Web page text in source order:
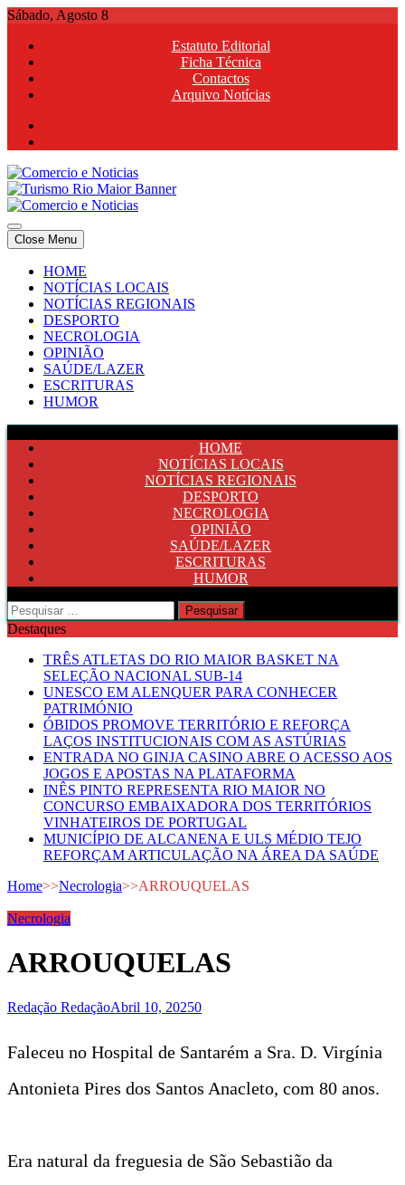
Skip
content
Sábado, Agosto 8
Estatuto Editorial
Ficha Técnica
Contactos
Arquivo Notícias
Comercio e Noticias
Notícias e Publicidade Online
Comercio e Noticias
Notícias e Publicidade Online
Close Menu
HOME
NOTÍCIAS LOCAIS
NOTÍCIAS REGIONAIS
DESPORTO
NECROLOGIA
OPINIÃO
SAÚDE/LAZER
ESCRITURAS
HUMOR
HOME
NOTÍCIAS LOCAIS
NOTÍCIAS REGIONAIS
DESPORTO
NECROLOGIA
OPINIÃO
SAÚDE/LAZER
ESCRITURAS
HUMOR
Pesquisar
por:
Destaques
TRÊS ATLETAS DO RIO MAIOR BASKET NA
SELEÇÃO NACIONAL SUB-14
UNESCO EM ALENQUER PARA CONHECER
PATRIMÓNIO
ÓBIDOS PROMOVE TERRITÓRIO E REFORÇA
LAÇOS INSTITUCIONAIS COM AS ASTÚRIAS
ENTRADA NO GINJA CASINO ABRE O ACESSO AOS
JOGOS E APOSTAS NA PLATAFORMA
INÊS PINTO REPRESENTA RIO MAIOR NO
CONCURSO EMBAIXADORA DOS TERRITÓRIOS
VINHATEIROS DE PORTUGAL
MUNICÍPIO DE ALCANENA E ULS MÉDIO TEJO
REFORÇAM ARTICULAÇÃO NA ÁREA DA SAÚDE
Home>>Necrologia>>ARROUQUELAS
Necrologia
ARROUQUELAS
Redação RedaçãoAbril 10, 20250
Faleceu no Hospital de Santarém a Sra. D. Virgínia
Antonieta Pires dos Santos Anacleto, com 80 anos.
Era natural da freguesia de São Sebastião da